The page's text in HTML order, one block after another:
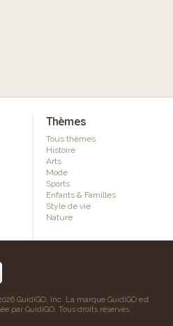
Thèmes
Tous thèmes
Histoire
Arts
Mode
Sports
Enfants & Familles
Style de vie
Nature
GuidiGO, Inc. La marque GuidiGO est
par GuidiGO. Tous droits réservés.